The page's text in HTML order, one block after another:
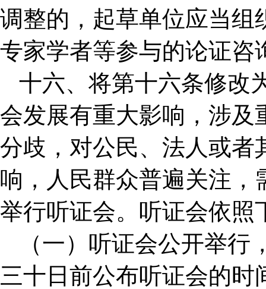
调整的，起草单位应当组
专家学者等参与的论证咨
十六、将第十六条修改
会发展有重大影响，涉及
分歧，对公民、法人或者
响，人民群众普遍关注，
举行听证会。听证会依照
（一）听证会公开举
三十日前公布听证会的时